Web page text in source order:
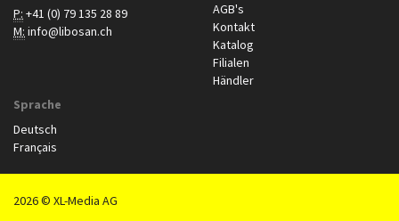
P: +41 (0) 79 135 28 89
M: info@libosan.ch
AGB's
Kontakt
Katalog
Filialen
Händler
Sprache
Deutsch
Français
2026 © XL-Media AG